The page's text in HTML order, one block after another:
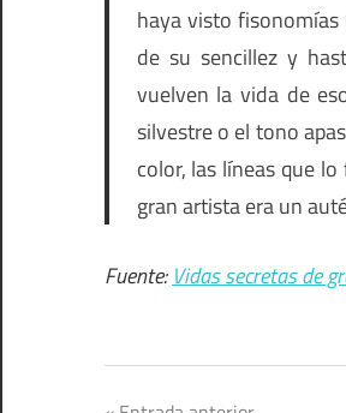
haya visto fisonomías
de su sencillez y
vuelven la vida de
silvestre o el tono
color, las líneas que
gran artista era un
Fuente: Vidas secretas de